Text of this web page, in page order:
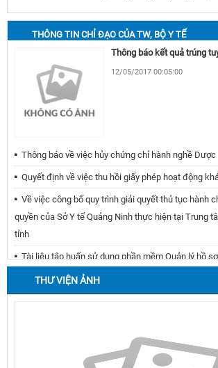
THÔNG TIN CHỈ ĐẠO CỦA TW, BỘ Y TẾ
12/05/2017 00:05:00
Thông báo về việc hủy chứng chỉ hành nghề Dược
Quyết định về việc thu hồi giấy phép hoạt động
Về việc công bố quy trình giải quyết thủ tục hành
quyền của Sở Y tế Quảng Ninh thực hiện tại Trung
tỉnh
Tài liệu tập huấn sử dụng phần mềm Quản lý hồ
Bệnh viện Việt Nam - Thụy Điển Uông Bí cơ sỏ xét
chuẩn an toàn sinh học
Về việc thu phí trong lĩnh vực Dược, Mỹ phẩm và
THƯ VIỆN ẢNH